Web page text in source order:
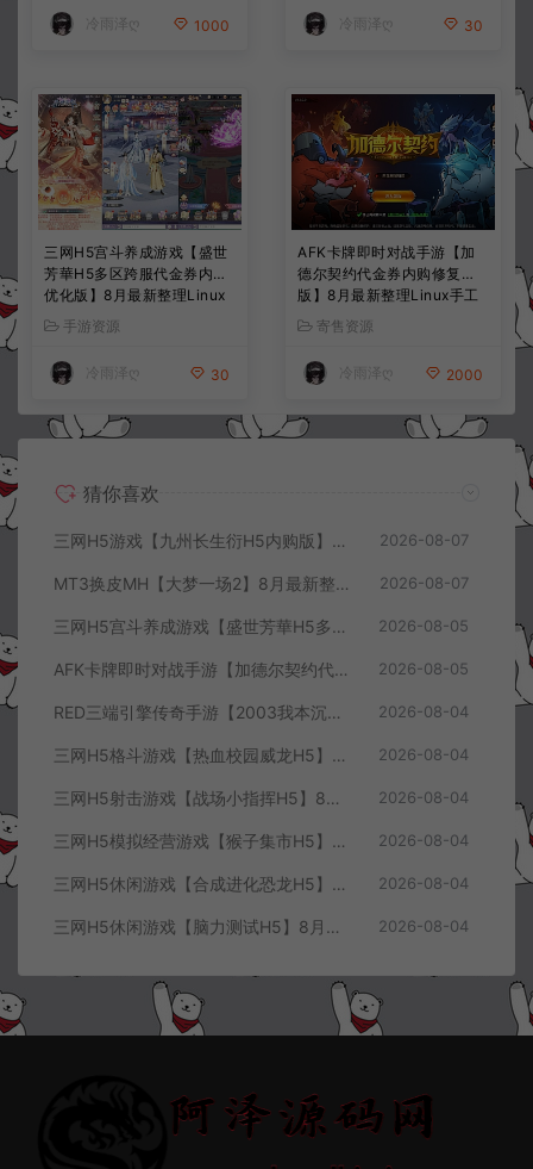
冷雨泽ღ 1000 冷雨泽ღ 30
三网H5宫斗养成游戏【盛世
芳華H5多区跨服代金券内购
优化版】8月最新整理Linux
手工服务端+CDK授权后台
+全资源安卓+详细搭建教程
+视频教程
手游资源
冷雨泽ღ 30
AFK卡牌即时对战手游【加
德尔契约代金券内购修复
版】8月最新整理Linux手工
服务端+前后端全套源码+CD
K授权后台+安卓苹果双端
+详细搭建教程+视频教程
寄售资源
冷雨泽ღ 2000
猜你喜欢
三网H5游戏【九州长生衍H5内购版】8月最新整理Linux手工服务端+管理后台+GM授权后台+简易安卓客户端+详细搭建教程+视频教程 2026-08-07
MT3换皮MH【大梦一场2】8月最新整理Linux手工服务端+源码+管理后台+安卓苹果双端+详细搭建教程+视频教程 2026-08-07
三网H5宫斗养成游戏【盛世芳華H5多区跨服代金券内购优化版】8月最新整理Linux手工服务端+CDK授权后台+全资源安卓+详细搭建教程+视频教程 2026-08-05
AFK卡牌即时对战手游【加德尔契约代金券内购修复版】8月最新整理Linux手工服务端+前后端全套源码+CDK授权后台+安卓苹果双端+详细搭建教程+视频教程 2026-08-05
RED三端引擎传奇手游【2003我本沉默三职业】8月最新整理Win一键服务端+PC安卓+详细搭建教程 2026-08-04
三网H5格斗游戏【热血校园威龙H5】8月最新整理Linux手工服务端+Win一键服务端+解压即玩+简易安卓客户端+详细搭建教程 2026-08-04
三网H5射击游戏【战场小指挥H5】8月最新整理Linux手工服务端+Win一键服务端+解压即玩+简易安卓客户端+详细搭建教程 2026-08-04
三网H5模拟经营游戏【猴子集市H5】8月最新整理Linux手工服务端+Win一键服务端+解压即玩+简易安卓客户端+详细搭建教程 2026-08-04
三网H5休闲游戏【合成进化恐龙H5】8月最新整理Linux手工服务端+Win一键服务端+解压即玩+简易安卓客户端+详细搭建教程 2026-08-04
三网H5休闲游戏【脑力测试H5】8月最新整理Linux手工服务端+Win一键服务端+解压即玩+简易安卓客户端+详细搭建教程 2026-08-04